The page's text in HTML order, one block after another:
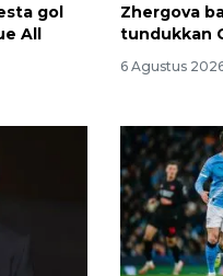
gol
All
Zhergova
tundukkan
6 Agustus
2026-08-06 13:15:00